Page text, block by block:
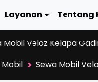
Layanan Tentang
Mobil Veloz Kelapa
Mobil > Sewa Mobil